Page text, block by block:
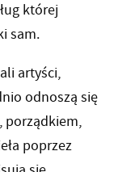
której
sam.
artyści,
odnoszą się
porządkiem,
poprzez